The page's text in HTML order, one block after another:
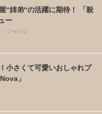
“姉弟“の活躍に期待！ 「殺
ー
ジャパン
小さくて可愛いおしゃれプ
」